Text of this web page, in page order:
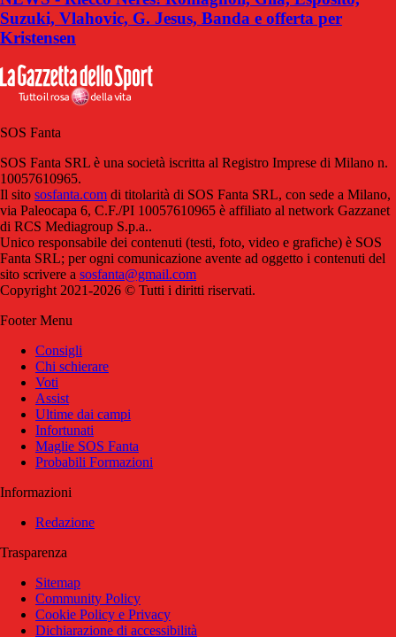
Suzuki, Vlahovic, G. Jesus, Banda e offerta per
Kristensen
SOS Fanta
SOS Fanta SRL è una società iscritta al Registro Imprese di Milano n.
10057610965.
Il sito sosfanta.com di titolarità di SOS Fanta SRL, con sede a Milano,
via Paleocapa 6, C.F./PI 10057610965 è affiliato al network Gazzanet
di RCS Mediagroup S.p.a..
Unico responsabile dei contenuti (testi, foto, video e grafiche) è SOS
Fanta SRL; per ogni comunicazione avente ad oggetto i contenuti del
sito scrivere a sosfanta@gmail.com
Copyright 2021-2026 © Tutti i diritti riservati.
Footer Menu
Consigli
Chi schierare
Voti
Assist
Ultime dai campi
Infortunati
Maglie SOS Fanta
Probabili Formazioni
Informazioni
Redazione
Trasparenza
Sitemap
Community Policy
Cookie Policy e Privacy
Dichiarazione di accessibilità